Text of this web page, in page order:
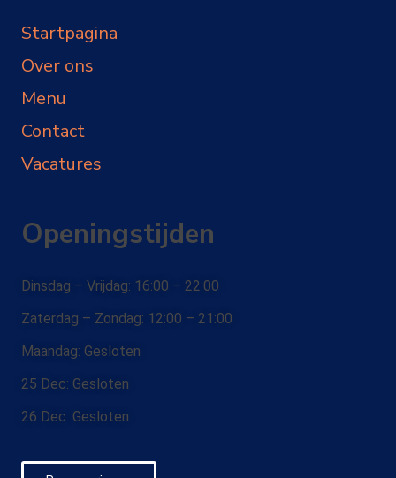
Startpagina
Over ons
Menu
Contact
Vacatures
Openingstijden
Dinsdag – Vrijdag: 16:00 – 22:00
Zaterdag – Zondag: 12:00 – 21:00
Maandag: Gesloten
25 Dec: Gesloten
26 Dec: Gesloten